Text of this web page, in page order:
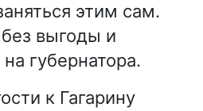
этим сам.
выгоды и
губернатора.
к Гагарину